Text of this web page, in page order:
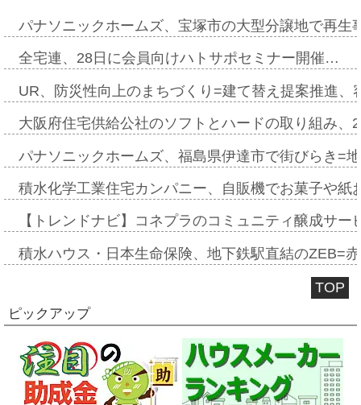
パナソニックホームズ、宝塚市の大型分譲地で再
全宅連、28日に会員向けハトサポセミナー開催…
UR、防災性向上のまちづくり=建て替え提案推進
大阪府住宅供給公社のソフトとハードの取り組み
パナソニックホームズ、福島県伊達市で街びらき=
積水化学工業住宅カンパニー、自販機でお菓子や
【トレンドナビ】コネプラのコミュニティ醸成サ
積水ハウス・日本生命保険、地下鉄駅直結のZEB=
TOP
ピックアップ